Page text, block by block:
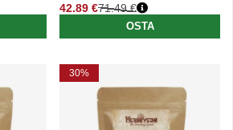
42.89 €
Normaali hinta
71.49 €
OSTA
30%